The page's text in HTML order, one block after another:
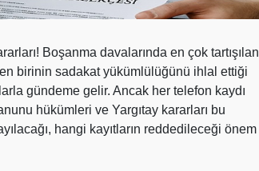
Boşanma davalarında en çok tartışılan
birinin sadakat yükümlülüğünü ihlal ettiği
gündeme gelir. Ancak her telefon kaydı
hükümleri ve Yargıtay kararları bu
hangi kayıtların reddedileceği önem